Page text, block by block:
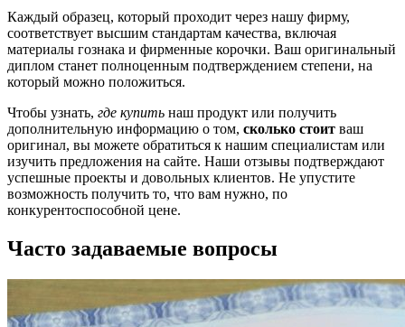
Каждый образец, который проходит через нашу фирму,
соответствует высшим стандартам качества, включая
материалы гознака и фирменные корочки. Ваш оригинальный
диплом станет полноценным подтверждением степени, на
который можно положиться.
Чтобы узнать, где купить наш продукт или получить
дополнительную информацию о том, сколько стоит ваш
оригинал, вы можете обратиться к нашим специалистам или
изучить предложения на сайте. Наши отзывы подтверждают
успешные проекты и довольных клиентов. Не упустите
возможность получить то, что вам нужно, по
конкурентоспособной цене.
Часто задаваемые вопросы